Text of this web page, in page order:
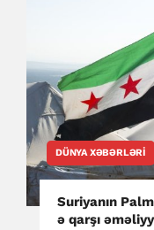
DÜNYA XƏBƏRLƏRI
Suriyanın
ə qarşı